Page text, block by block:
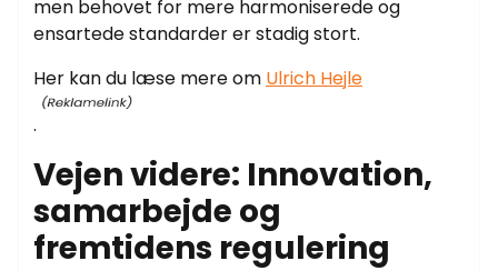
men behovet for mere harmoniserede og
ensartede standarder er stadig stort.
Her kan du læse mere om Ulrich Hejle
.
Vejen videre: Innovation,
samarbejde og
fremtidens regulering